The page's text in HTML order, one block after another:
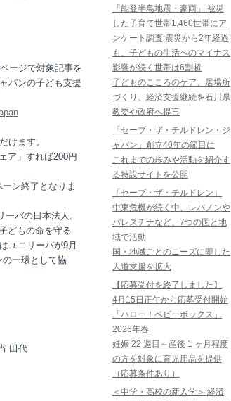
ージで対象記事を
パンの子ども支援
けます。
ア」すれば200円
ン終了となりま
バの日本法人。
どもの命を守る
ユニリーバが9月
の一環として協
田代
「能登半島地震・豪雨」 被災
した子育て世帯1,460世帯にア
ンケート調査:震災から2年経過
も、子どもの生活へのマイナス
影響が続く世帯は6割超
子どものこころのケア、居場所
づくり、経済支援継続を石川県
教委や政府へ提言
「セーブ・ザ・チルドレン・ジ
ャパン」創立40年の節目に
これまでの歩みや活動を紹介す
る特設サイトを公開
「セーブ・ザ・チルドレン」
中東危機が続く中、レバノンや
パレスチナなど、7つの国と地
域で活動
国・地域ごとのニーズに即した
人道支援を拡大
【応募受付を終了しました】
4月15日正午から応募受付開始
「ハロー！ベビーボックス」
2026年春
妊娠 22 週目～産後 1 ヶ月程度
の方を対象に育児用品を提供
（応募条件あり）
＜中学・高校の新入学＞ 経済